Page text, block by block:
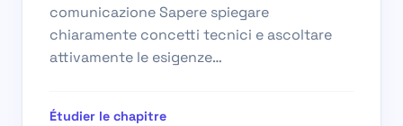
comunicazione Sapere spiegare
chiaramente concetti tecnici e ascoltare
attivamente le esigenze…
Étudier le chapitre